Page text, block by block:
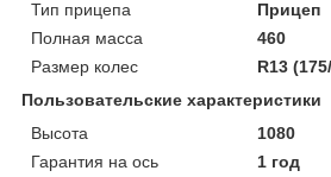
Тип прицепа
Прицеп
Полная масса
460
Размер колес
R13
Пользовательские характеристики
Высота
1080
Гарантия на ось
1 год